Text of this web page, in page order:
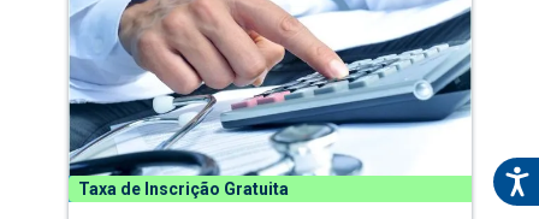
Taxa de Inscrição Gratuita